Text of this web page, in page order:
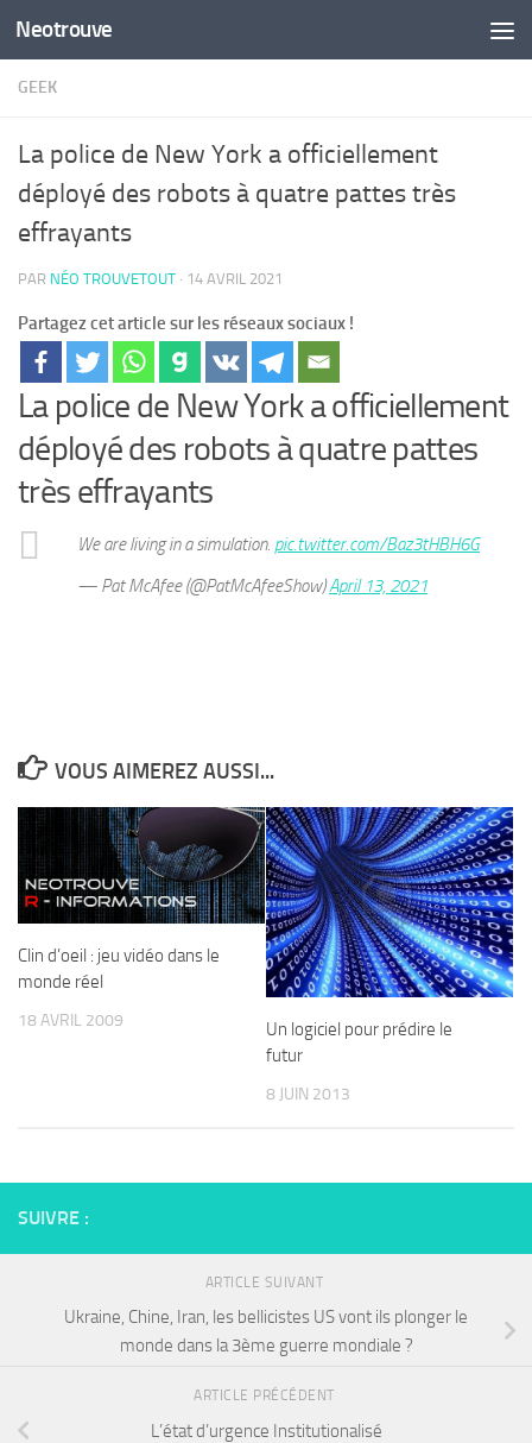
Skip to content
Neotrouve
GEEK
La police de New York a officiellement
déployé des robots à quatre pattes très
effrayants
PAR NÉO TROUVETOUT · 14 AVRIL 2021
Partagez cet article sur les réseaux sociaux !
La police de New York a officiellement
déployé des robots à quatre pattes
très effrayants
We are living in a simulation. pic.twitter.com/Baz3tHBH6G
— Pat McAfee (@PatMcAfeeShow)April 13, 2021
VOUS AIMEREZ AUSSI...
Clin d’oeil : jeu vidéo dans le
monde réel
18 AVRIL 2009
Un logiciel pour prédire le
futur
8 JUIN 2013
SUIVRE :
ARTICLE SUIVANT
Ukraine, Chine, Iran, les bellicistes US vont ils plonger le
monde dans la 3ème guerre mondiale ?
ARTICLE PRÉCÉDENT
L’état d’urgence Institutionalisé